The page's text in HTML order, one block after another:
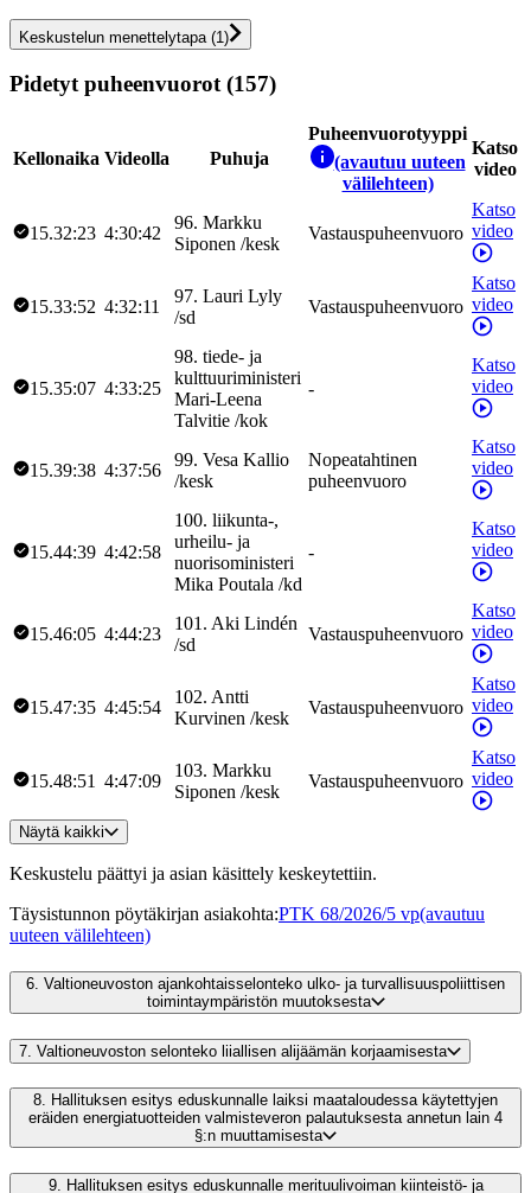
Keskustelun menettelytapa (1 )
Pidetyt puheenvuorot (157)
Kellonaika Videolla Puhuja
Puheenvuorotyyppi
(avautuu uuteen
välilehteen)
Katso
video
15.32:23 4:30:42
96. Markku
Siponen /kesk
Vastauspuheenvuoro
Katso
video
15.33:52 4:32:11
97. Lauri Lyly
/sd
Vastauspuheenvuoro
Katso
video
15.35:07 4:33:25
98. tiede- ja
kulttuuriministeri
Mari-Leena
Talvitie /kok
-
Katso
video
15.39:38 4:37:56
99. Vesa Kallio
/kesk
Nopeatahtinen
puheenvuoro
Katso
video
15.44:39 4:42:58
100. liikunta-,
urheilu- ja
nuorisoministeri
Mika Poutala /kd
-
Katso
video
15.46:05 4:44:23
101 . Aki Lindén
/sd
Vastauspuheenvuoro
Katso
video
15.47:35 4:45:54
102. Antti
Kurvinen /kesk
Vastauspuheenvuoro
Katso
video
15.48:51 4:47:09
103. Markku
Siponen /kesk
Vastauspuheenvuoro
Katso
video
Näytä kaikki
Keskustelu päättyi ja asian käsittely keskeytettiin.
Täysistunnon pöytäkirjan asiakohta:PTK 68/2026/5 vp(avautuu
uuteen välilehteen)
6. Valtioneuvoston ajankohtaisselonteko ulko- ja turvallisuuspoliittisen
toimintaympäristön muutoksesta
7. Valtioneuvoston selonteko liiallisen alijäämän korjaamisesta
8. Hallituksen esitys eduskunnalle laiksi maataloudessa käytettyjen
eräiden energiatuotteiden valmisteveron palautuksesta annetun lain 4
§:n muuttamisesta
9. Hallituksen esitys eduskunnalle merituulivoiman kiinteistö- ja